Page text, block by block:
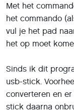
Met het
het commando
vul je het pad
het op moet
Sinds ik dit
usb-stick.
converteren en
stick daarna